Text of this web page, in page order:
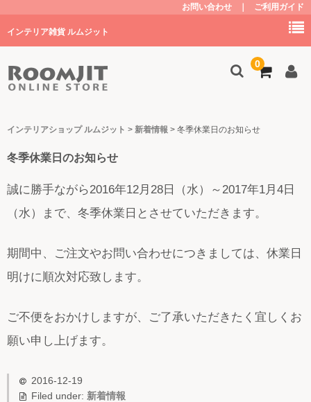
お問い合わせ ご利用ガイド
インテリア雑貨 ルムジット
0
トップ
商品を探す
家具
キッチン
子供部屋・グッズ
照明
時計
日用品
インテリアショップ ルムジット > 新着情報 > 冬季休業日のお知らせ
冬季休業日のお知らせ
誠に勝手ながら2016年12月28日（水）～2017年1月4日
（水）まで、冬季休業日とさせていただきます。
期間中、ご注文やお問い合わせにつきましては、休業日
明けに順次対応致します。
ご不便をおかけしますが、ご了承いただきたく宜しくお
願い申し上げます。
2016-12-19
Filed under: 新着情報